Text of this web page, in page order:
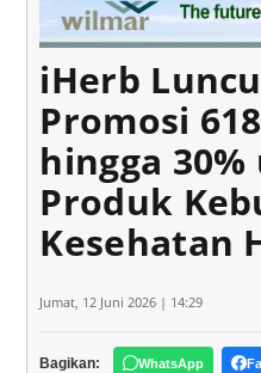
Kebugaran dan Kesehatan Harian
iHerb
Promosi
hingga
Produk
Kesehatan
Jumat, 12 Juni 2026 | 14:29
Bagikan: WhatsApp